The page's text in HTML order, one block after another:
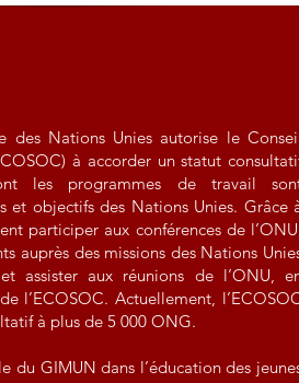
des Nations Unies autorise le
à accorder un statut
les programmes de travail
et objectifs des Nations Unies. Grâce
participer aux conférences de
auprès des missions des Nations
assister aux réunions de l’ONU,
l’ECOSOC. Actuellement,
à plus de 5 000 ONG.
du GIMUN dans l’éducation des